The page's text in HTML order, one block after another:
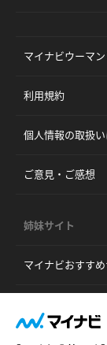
マイナビウーマ
利用規約
個人情報の取扱
ご意見・ご感想
姉妹サイト
マイナビおすす